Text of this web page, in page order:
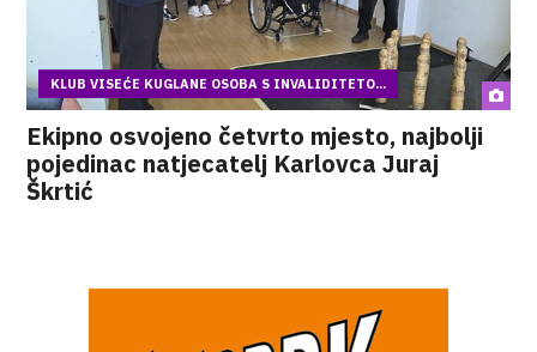
KLUB VISEĆE KUGLANE OSOBA S INVALIDITETO...
Ekipno osvojeno četvrto mjesto, najbolji
pojedinac natjecatelj Karlovca Juraj
Škrtić